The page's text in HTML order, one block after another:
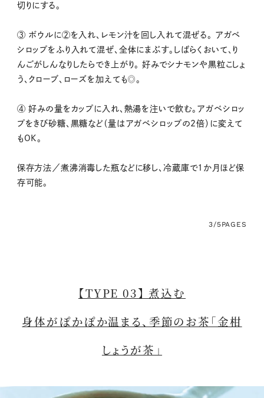
切りにする。
③ ボウルに②を入れ、レモン汁を回し入れて混ぜる。 アガベ
シロップをふり入れて混ぜ、全体にまぶす。しばらくおいて、り
んごがしんなりしたらでき上がり。 好みでシナモンや黒粒こしょ
う、クローブ、ローズを加えても◎。
④ 好みの量をカップに入れ、熱湯を注いで飲む。アガベシロッ
プをきび砂糖、黒糖など（量はアガベシロップの2倍）に変えて
もOK。
保存方法／煮沸消毒した瓶などに移し、冷蔵庫で1か月ほど保
存可能。
3/5PAGES
【TYPE 03】 煮込む
身体がぽかぽか温まる、季節のお茶「金柑
しょうが茶」